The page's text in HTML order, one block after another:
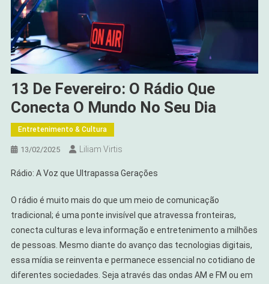
13 De Fevereiro: O Rádio Que
Conecta O Mundo No Seu Dia
Entretenimento & Cultura
13/02/2025 Liliam Virtis
Rádio: A Voz que Ultrapassa Gerações
O rádio é muito mais do que um meio de comunicação
tradicional; é uma ponte invisível que atravessa fronteiras,
conecta culturas e leva informação e entretenimento a milhões
de pessoas. Mesmo diante do avanço das tecnologias digitais,
essa mídia se reinventa e permanece essencial no cotidiano de
diferentes sociedades. Seja através das ondas AM e FM ou em